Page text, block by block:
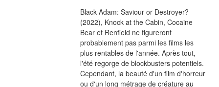
Black Adam: Saviour or Destroyer?
(2022), Knock at the Cabin, Cocaine
Bear et Renfield ne figureront
probablement pas parmi les films les
plus rentables de l'année. Après tout,
l'été regorge de blockbusters potentiels.
Cependant, la beauté d'un film d'horreur
ou d'un long métrage de créature au